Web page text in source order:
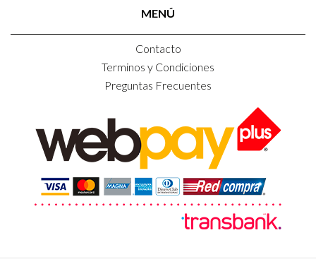
MENÚ
Contacto
Terminos y Condiciones
Preguntas Frecuentes